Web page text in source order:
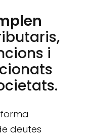
i
forma
deutes